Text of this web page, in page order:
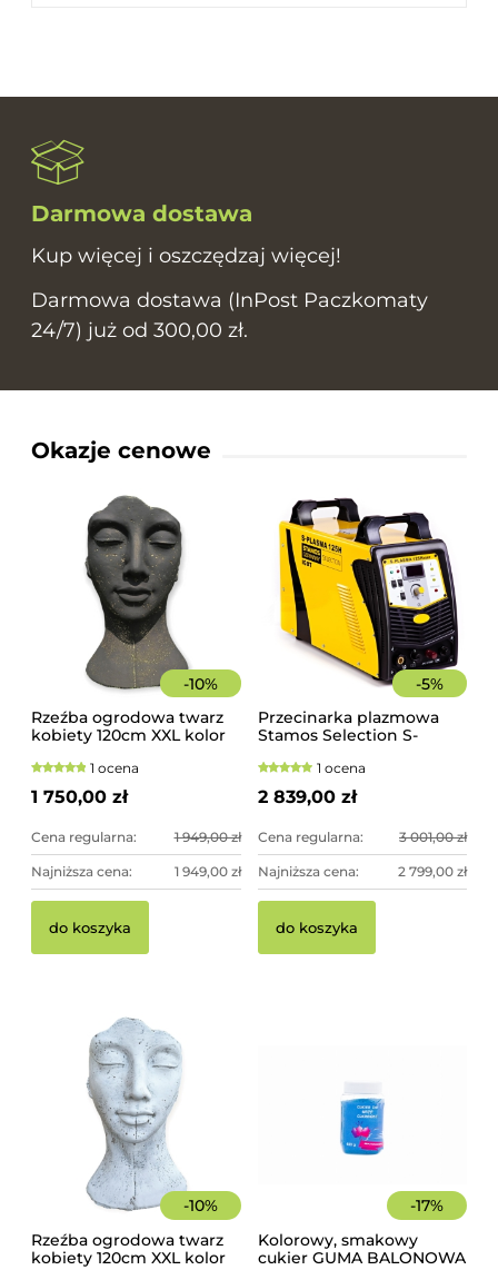
Darmowa dostawa
Kup więcej i oszczędzaj więcej!
Darmowa dostawa (InPost Paczkomaty
24/7) już od 300,00 zł.
Okazje cenowe
-10%
Rzeźba ogrodowa twarz
kobiety 120cm XXL kolor
betonowa - imponująca
dekoracja ogrodowa
1 ocena
1 750,00 zł
Cena regularna: 1 949,00 zł
Najniższa cena: 1 949,00 zł
do koszyka
-5%
Przecinarka plazmowa
Stamos Selection S-
1 ocena
2 839,00 zł
Cena regularna: 3 001,00 zł
Najniższa cena: 2 799,00 zł
do koszyka
-10%
Rzeźba ogrodowa twarz
kobiety 120cm XXL kolor
-17%
Kolorowy, smakowy
cukier GUMA BALONOWA